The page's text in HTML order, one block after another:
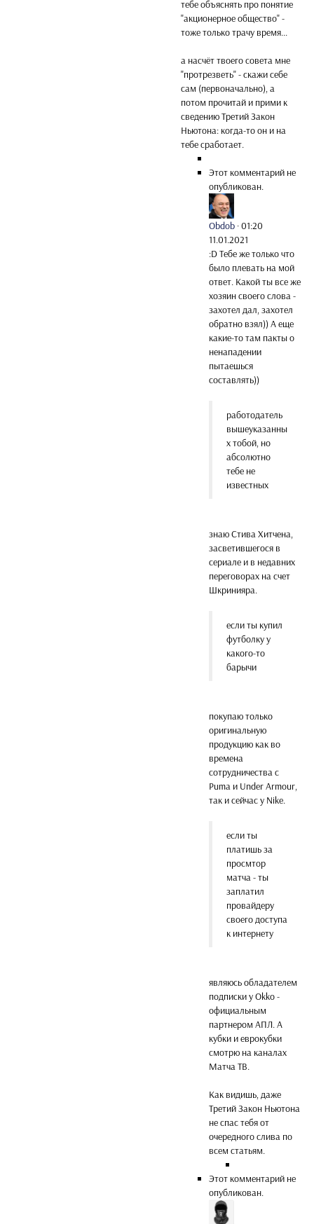
тебе объяснять про понятие
"акционерное общество" -
тоже только трачу время...
а насчёт твоего совета мне
"протрезветь" - скажи себе
сам (первоначально), а
потом прочитай и прими к
сведению Третий Закон
Ньютона: когда-то он и на
тебе сработает.
Этот комментарий не
опубликован.
Obdob ·01:20
11.01.2021
:D Тебе же только что
было плевать на мой
ответ. Какой ты все же
хозяин своего слова -
захотел дал, захотел
обратно взял)) А еще
какие-то там пакты о
ненападении
пытаешься
составлять))
работодатель
вышеуказанны
х тобой, но
абсолютно
тебе не
известных
знаю Стива Хитчена,
засветившегося в
сериале и в недавних
переговорах на счет
Шкринияра.
если ты купил
футболку у
какого-то
барычи
покупаю только
оригинальную
продукцию как во
времена
сотрудничества с
Puma и Under Armour,
так и сейчас у Nike.
если ты
платишь за
просмтор
матча - ты
заплатил
провайдеру
своего доступа
к интернету
являюсь обладателем
подписки у Okko -
официальным
партнером АПЛ. А
кубки и еврокубки
смотрю на каналах
Матча ТВ.
Как видишь, даже
Третий Закон Ньютона
не спас тебя от
очередного слива по
всем статьям.
Этот комментарий не
опубликован.